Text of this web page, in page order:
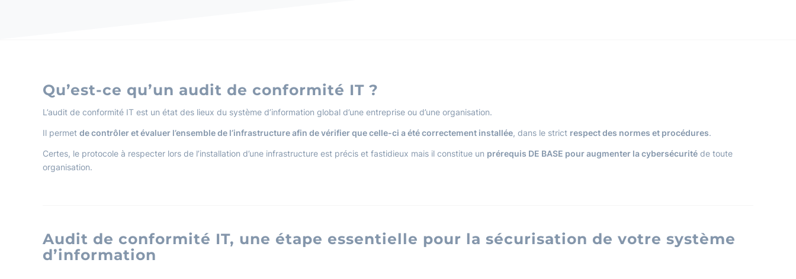
Qu’est-ce qu’un audit de conformité IT ?
L’audit de conformité IT est un état des lieux du système d’information global d’une entreprise ou d’une organisation.
Il permet de contrôler et évaluer l’ensemble de l’infrastructure afin de vérifier que celle-ci a été correctement installée, dans le strict respect des normes et procédures.
Certes, le protocole à respecter lors de l’installation d’une infrastructure est précis et fastidieux mais il constitue un prérequis DE BASE pour augmenter la cybersécurité de toute
organisation.
Audit de conformité IT, une étape essentielle pour la sécurisation de votre système
d’information